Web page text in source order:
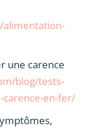
une carence
blog/tests-
carence-en-fer/